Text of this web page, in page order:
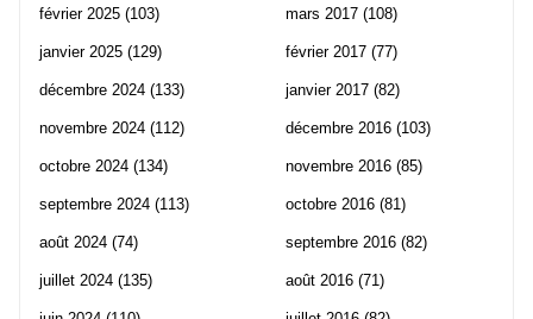
février 2025 (103)
janvier 2025 (129)
décembre 2024 (133)
novembre 2024 (112)
octobre 2024 (134)
septembre 2024 (113)
août 2024 (74)
juillet 2024 (135)
mars 2017 (108)
février 2017 (77)
janvier 2017 (82)
décembre 2016 (103)
novembre 2016 (85)
octobre 2016 (81)
septembre 2016 (82)
août 2016 (71)